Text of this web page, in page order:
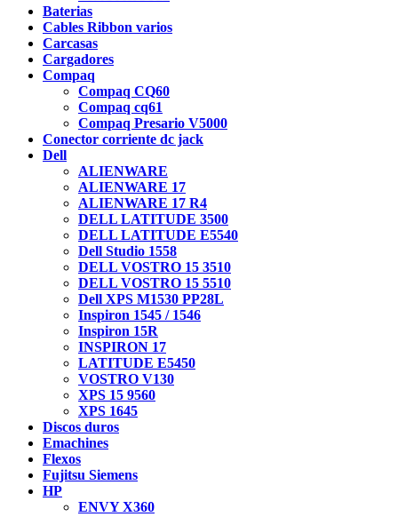
Baterias
Cables Ribbon varios
Carcasas
Cargadores
Compaq
Compaq CQ60
Compaq cq61
Compaq Presario V5000
Conector corriente dc jack
Dell
ALIENWARE
ALIENWARE 17
ALIENWARE 17 R4
DELL LATITUDE 3500
DELL LATITUDE E5540
Dell Studio 1558
DELL VOSTRO 15 3510
DELL VOSTRO 15 5510
Dell XPS M1530 PP28L
Inspiron 1545 / 1546
Inspiron 15R
INSPIRON 17
LATITUDE E5450
VOSTRO V130
XPS 15 9560
XPS 1645
Discos duros
Emachines
Flexos
Fujitsu Siemens
HP
ENVY X360